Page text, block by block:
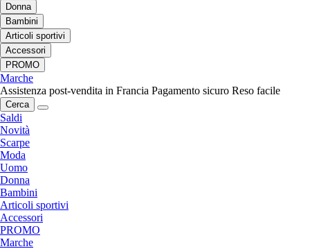
Donna
Bambini
Articoli sportivi
Accessori
PROMO
Marche
Assistenza post-vendita in Francia Pagamento sicuro Reso facile
Cerca
Saldi
Novità
Scarpe
Moda
Uomo
Donna
Bambini
Articoli sportivi
Accessori
PROMO
Marche